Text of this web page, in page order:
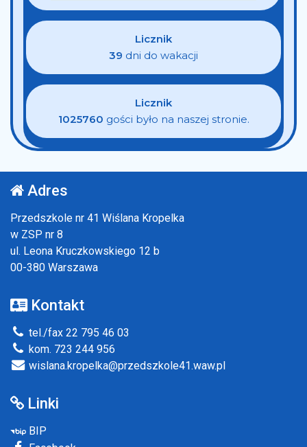
Licznik
39 dni do wakacji
Licznik
1025760 gości było na naszej stronie.
Adres
Przedszkole nr 41 Wiślana Kropelka
w ZSP nr 8
ul. Leona Kruczkowskiego 12 b
00-380 Warszawa
Kontakt
tel./fax 22 795 46 03
kom. 723 244 956
wislana.kropelka@przedszkole41.waw.pl
Linki
BIP